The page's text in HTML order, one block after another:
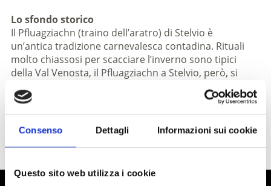
Consenso Dettagli Informazioni sui cookie
Questo sito web utilizza i cookie
Lo sfondo storico
Il Pfluagziachn (traino dell’aratro) di Stelvio è
un’antica tradizione carnevalesca contadina. Rituali
molto chiassosi per scacciare l’inverno sono tipici
della Val Venosta, il Pfluagziachn a Stelvio, però, si
caratterizza per i suoi elementi di rappresentazione
teatrale. Si tratta di una specie di Street Parade
interattiva dei tempi antichi, in una commedia
dell’arte contadina che fa rinascere anche ai giorni
nostri un antico mondo tradizionale ormai